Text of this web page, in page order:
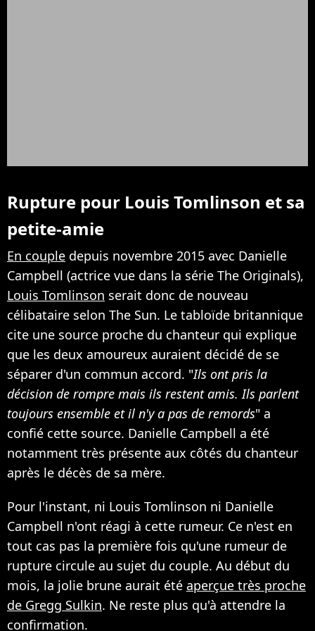
Rupture pour Louis Tomlinson et sa
petite-amie
En couple depuis novembre 2015 avec Danielle
Campbell (actrice vue dans la série The Originals),
Louis Tomlinson serait donc de nouveau
célibataire selon The Sun. Le tabloïde britannique
cite une source proche du chanteur qui explique
que les deux amoureux auraient décidé de se
séparer d'un commun accord. "Ils ont pris la
décision de rompre mais ils restent amis. Ils parlent
toujours ensemble et il n'y a pas de remords" a
confié cette source. Danielle Campbell a été
notamment très présente aux côtés du chanteur
après le décès de sa mère.
Pour l'instant, ni Louis Tomlinson ni Danielle
Campbell n'ont réagi à cette rumeur. Ce n'est en
tout cas pas la première fois qu'une rumeur de
rupture circule au sujet du couple. Au début du
mois, la jolie brune aurait été aperçue très proche
de Gregg Sulkin. Ne reste plus qu'à attendre la
confirmation.